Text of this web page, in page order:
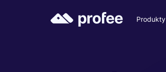
Produkty